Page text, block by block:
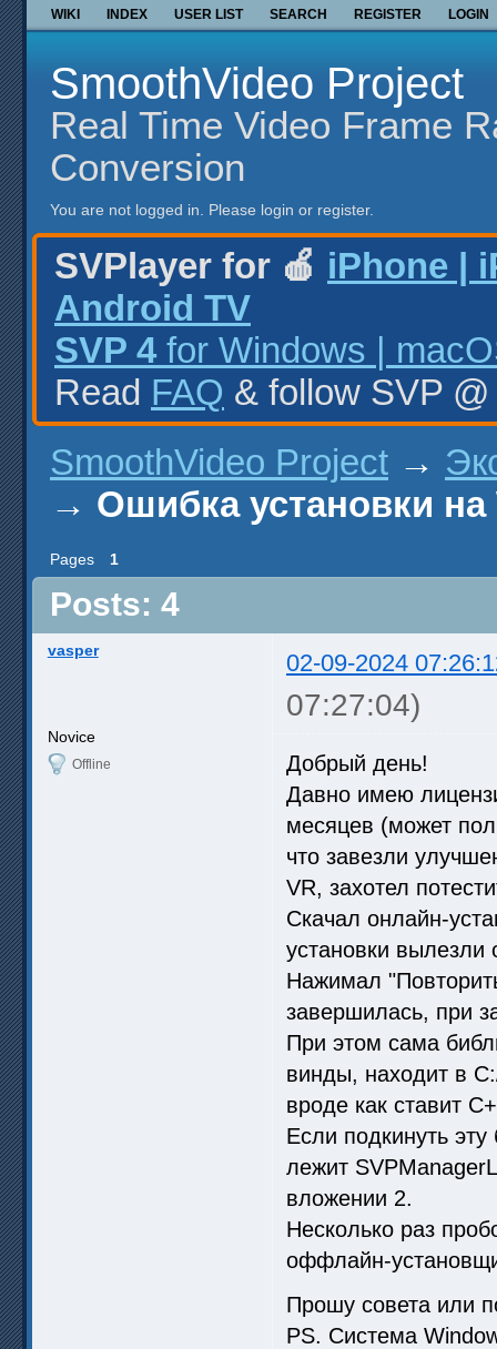
WIKI INDEX USER LIST SEARCH REGISTER LOGIN
SmoothVideo Project
Real Time Video Frame
Conversion
You are not logged in. Please login or register.
SVPlayer for 🍎 iPhone |
Android TV
SVP 4 for Windows |
Read FAQ & follow SVP
SmoothVideo Project →
→ Ошибка установки на
Pages 1
Posts: 4
vasper 02-09-2024
07:27:04)
Novice
Offline
Добрый день!
Давно имею
месяцев (может
что завезли
VR, захотел
Скачал онлайн-
установки
Нажимал
завершилась, при
При этом сама
винды, находит в
вроде как ставит
Если подкинуть
лежит
вложении 2.
Несколько раз
оффлайн-
Прошу совета или
PS. Система